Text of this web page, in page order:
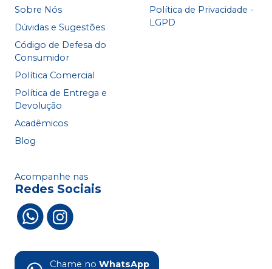
Sobre Nós
Dúvidas e Sugestões
Código de Defesa do
Consumidor
Política Comercial
Política de Entrega e
Devolução
Acadêmicos
Blog
Política de Privacidade -
LGPD
Acompanhe nas
Redes Sociais
Chame no WhatsApp